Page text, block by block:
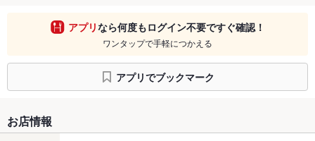
アプリなら何度もログイン不要ですぐ確認！
ワンタップで手軽につかえる
アプリでブックマーク
お店情報